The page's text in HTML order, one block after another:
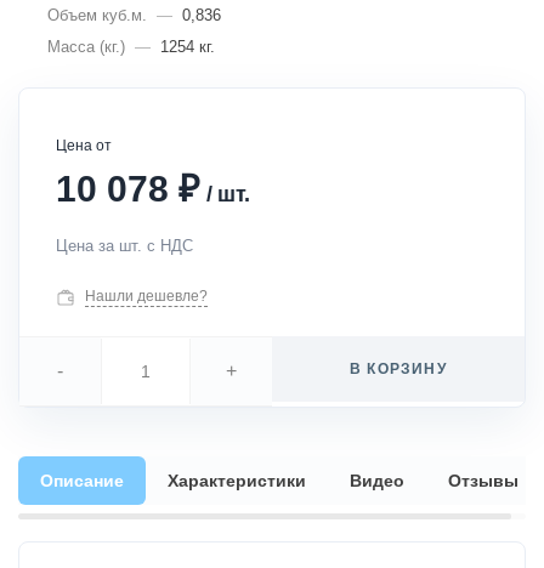
Объем куб.м. — 0,836
Масса (кг.) — 1254 кг.
Цена от
10 078 ₽ / шт.
Цена за шт. с НДС
Нашли дешевле?
- + В КОРЗИНУ
Описание Характеристики Видео Отзывы